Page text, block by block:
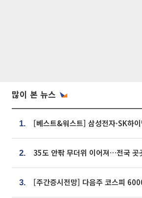
많이 본 뉴스
1.
2.
3.